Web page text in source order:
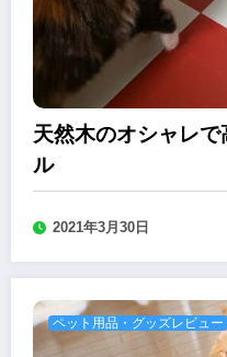
天然木のオシャレ
ル
2021年3月30日
ペット用品・グッズレビュー